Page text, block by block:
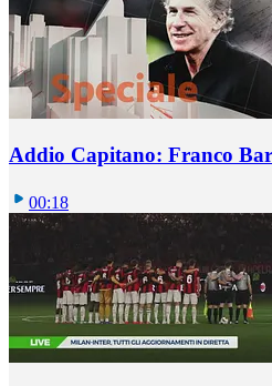
Addio Capitano: Franco
00:18